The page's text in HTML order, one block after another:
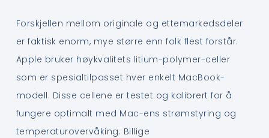
Forskjellen mellom originale og ettemarkedsdeler
er faktisk enorm, mye større enn folk flest forstår.
Apple bruker høykvalitets litium-polymer-celler
som er spesialtilpasset hver enkelt MacBook-
modell. Disse cellene er testet og kalibrert for å
fungere optimalt med Mac-ens strømstyring og
temperaturovervåking. Billige